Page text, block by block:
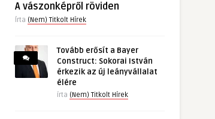
A vászonképről röviden
Írta (Nem) Titkolt Hírek
Tovább erősít a Bayer
Construct: Sokorai István
érkezik az új leányvállalat
élére
írta (Nem) Titkolt Hírek